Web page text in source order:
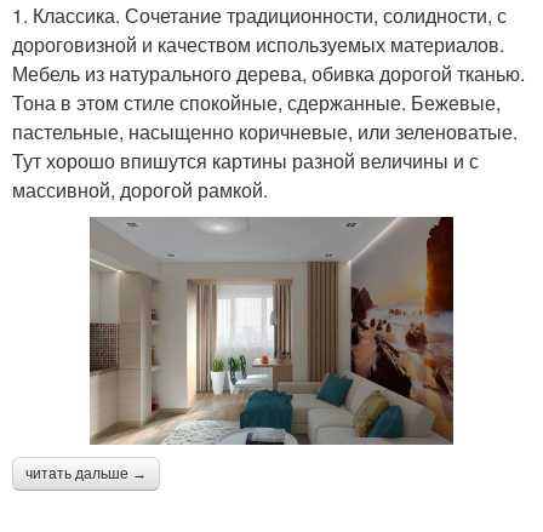
1. Классика. Сочетание традиционности, солидности, с
дороговизной и качеством используемых материалов.
Мебель из натурального дерева, обивка дорогой тканью.
Тона в этом стиле спокойные, сдержанные. Бежевые,
пастельные, насыщенно коричневые, или зеленоватые.
Тут хорошо впишутся картины разной величины и с
массивной, дорогой рамкой.
читать дальше →